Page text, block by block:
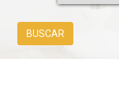
BUSCAR